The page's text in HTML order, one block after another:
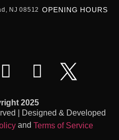
NJ 08512 OPENING HOURS
2025
| Designed & Developed
and Terms of Service